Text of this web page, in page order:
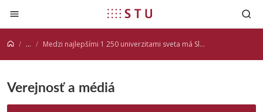
Prejsť na obsah
... Medzi najlepšími 1 250 univerzitami sveta má Slovensko troch zástupcov [Rádio FM]
Verejnosť a médiá